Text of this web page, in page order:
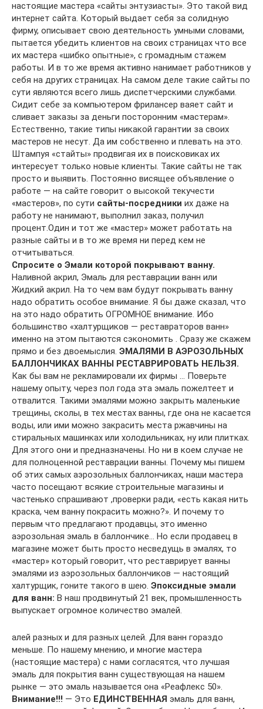
настоящие мастера «сайты энтузиасты». Это такой вид
интернет сайта. Который выдает себя за солидную
фирму, описывает свою деятельность умными словами,
пытается убедить клиентов на своих страницах что все
их мастера «шибко опытные», с громадным стажем
работы. И в то же время активно нанимает работников у
себя на других страницах. На самом деле такие сайты по
сути являются всего лишь диспетчерскими службами.
Сидит себе за компьютером фрилансер ваяет сайт и
сливает заказы за деньги посторонним «мастерам».
Естественно, такие типы никакой гарантии за своих
мастеров не несут. Да им собственно и плевать на это.
Штампуя «стайты» продвигая их в поисковиках их
интересует только новые клиенты. Такие сайты не так
просто и выявить. Постоянно висящее объявление о
работе — на сайте говорит о высокой текучести
«мастеров», по сути сайты-посредники их даже на
работу не нанимают, выполнил заказ, получил
процент.Один и тот же «мастер» может работать на
разные сайты и в то же время ни перед кем не
отчитываться.
Спросите о Эмали которой покрывают ванну.
Наливной акрил, Эмаль для реставрации ванн или
Жидкий акрил. На то чем вам будут покрывать ванну
надо обратить особое внимание. Я бы даже сказал, что
на это надо обратить ОГРОМНОЕ внимание. Ибо
большинство «халтурщиков — реставраторов ванн»
именно на этом пытаются сэкономить . Сразу же скажем
прямо и без двоемыслия. ЭМАЛЯМИ В АЭРОЗОЛЬНЫХ
БАЛЛОНЧИКАХ ВАННЫ РЕСТАВРИРОВАТЬ НЕЛЬЗЯ.
Как бы вам не рекламировали их фирмы … Поверьте
нашему опыту, через пол года эта эмаль пожелтеет и
отвалится. Такими эмалями можно закрыть маленькие
трещины, сколы, в тех местах ванны, где она не касается
воды, или ими можно закрасить места ржавчины на
стиральных машинках или холодильниках, ну или плитках.
Для этого они и предназначены. Но ни в коем случае не
для полноценной реставрации ванны. Почему мы пишем
об этих самых аэрозольных баллончиках, наши мастера
часто посещают всякие строительные магазины и
частенько спрашивают ,проверки ради, «есть какая нить
краска, чем ванну покрасить можно?». И почему то
первым что предлагают продавцы, это именно
аэрозольная эмаль в баллончике… Но если продавец в
магазине может быть просто несведущь в эмалях, то
«мастер» который говорит, что реставрирует ванны
эмалями из аэрозольных баллончиков — настоящий
халтурщик, гоните такого в шею. Эпоксидные эмали
для ванн: В наш продвинутый 21 век, промышленность
выпускает огромное количество эмалей.
алей разных и для разных целей. Для ванн гораздо
меньше. По нашему мнению, и многие мастера
(настоящие мастера) с нами согласятся, что лучшая
эмаль для покрытия ванн существующая на нашем
рынке — это эмаль называется она «Реафлекс 50».
Внимание!!! — Это ЕДИНСТВЕННАЯ эмаль для ванн,